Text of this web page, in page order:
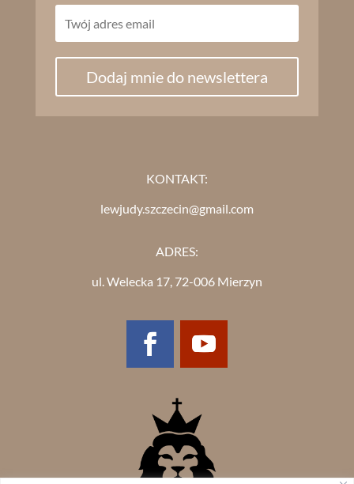
Dodaj mnie do newslettera
KONTAKT:
lewjudy.szczecin@gmail.com
ADRES:
ul. Welecka 17, 72-006 Mierzyn